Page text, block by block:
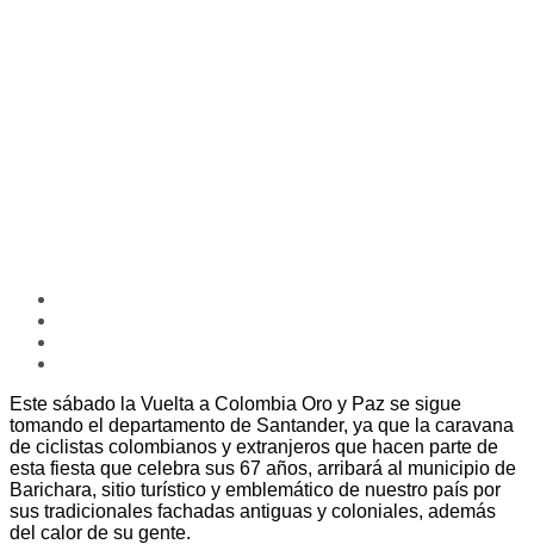
Este sábado la Vuelta a Colombia Oro y Paz se sigue
tomando el departamento de Santander, ya que la caravana
de ciclistas colombianos y extranjeros que hacen parte de
esta fiesta que celebra sus 67 años, arribará al municipio de
Barichara, sitio turístico y emblemático de nuestro país por
sus tradicionales fachadas antiguas y coloniales, además
del calor de su gente.